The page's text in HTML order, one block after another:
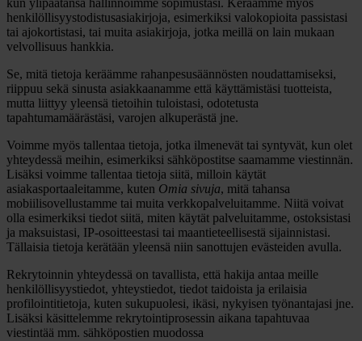
kun ylipäätänsä hallinnoimme sopimustasi. Keräämme myös
henkilöllisyystodistusasiakirjoja, esimerkiksi valokopioita passistasi
tai ajokortistasi, tai muita asiakirjoja, jotka meillä on lain mukaan
velvollisuus hankkia.
Se, mitä tietoja keräämme rahanpesusäännösten noudattamiseksi,
riippuu sekä sinusta asiakkaanamme että käyttämistäsi tuotteista,
mutta liittyy yleensä tietoihin tuloistasi, odotetusta
tapahtumamäärästäsi, varojen alkuperästä jne.
Voimme myös tallentaa tietoja, jotka ilmenevät tai syntyvät, kun olet
yhteydessä meihin, esimerkiksi sähköpostitse saamamme viestinnän.
Lisäksi voimme tallentaa tietoja siitä, milloin käytät
asiakasportaaleitamme, kuten Omia sivuja, mitä tahansa
mobiilisovellustamme tai muita verkkopalveluitamme. Niitä voivat
olla esimerkiksi tiedot siitä, miten käytät palveluitamme, ostoksistasi
ja maksuistasi, IP-osoitteestasi tai maantieteellisestä sijainnistasi.
Tällaisia tietoja kerätään yleensä niin sanottujen evästeiden avulla.
Rekrytoinnin yhteydessä on tavallista, että hakija antaa meille
henkilöllisyystiedot, yhteystiedot, tiedot taidoista ja erilaisia
profilointitietoja, kuten sukupuolesi, ikäsi, nykyisen työnantajasi jne.
Lisäksi käsittelemme rekrytointiprosessin aikana tapahtuvaa
viestintää mm. sähköpostien muodossa